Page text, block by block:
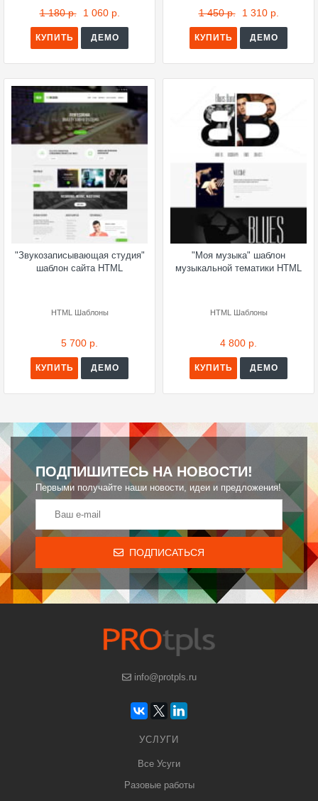
1 180 р. 1 060 р.
КУПИТЬ ДЕМО
1 450 р. 1 310 р.
КУПИТЬ ДЕМО
"Звукозаписывающая студия"
шаблон сайта HTML
HTML Шаблоны
5 700 р.
КУПИТЬ ДЕМО
"Моя музыка" шаблон
музыкальной тематики HTML
HTML Шаблоны
4 800 р.
КУПИТЬ ДЕМО
ПОДПИШИТЕСЬ НА НОВОСТИ!
Первыми получайте наши новости, идеи и предложения!
ПОДПИСАТЬСЯ
info@protpls.ru
УСЛУГИ
Все Усуги
Разовые работы